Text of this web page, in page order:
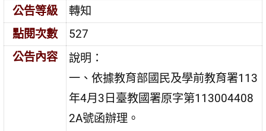
公告等級
轉知
點閱次數
527
公告內容
說明：
一、依據教育部國民及學前教育署113
年4月3日臺教國署原字第113004408
2A號函辦理。